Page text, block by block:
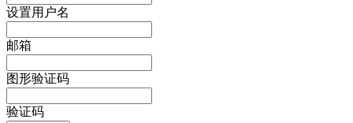
设置用户名
邮箱
图形验证码
验证码